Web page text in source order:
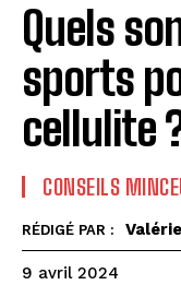
Quels
sports
cellulite
CONSEILS
RÉDIGÉ PAR :
9 avril 2024